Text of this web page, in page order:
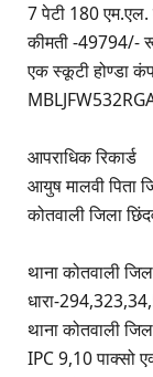
7 पेटी 180
कीमती -49794/-
एक स्कूटी होण्डा
आपराधिक रिकार्ड
आयुष मालवी पिता
कोतवाली जिला
थाना कोतवाली
धारा-
थाना कोतवाली
IPC 9,10 पाक्सो